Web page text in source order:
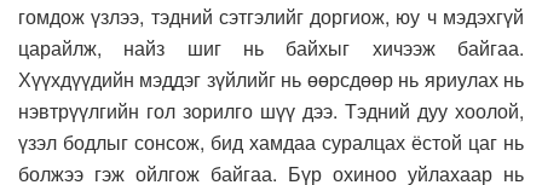
гомдож үзлээ, тэдний сэтгэлийг доргиож, юу ч мэдэхгүй
царайлж, найз шиг нь байхыг хичээж байгаа.
Хүүхдүүдийн мэддэг зүйлийг нь өөрсдөөр нь яриулах нь
нэвтрүүлгийн гол зорилго шүү дээ. Тэдний дуу хоолой,
үзэл бодлыг сонсож, бид хамдаа суралцах ёстой цаг нь
болжээ гэж ойлгож байгаа. Бүр охиноо уйлахаар нь